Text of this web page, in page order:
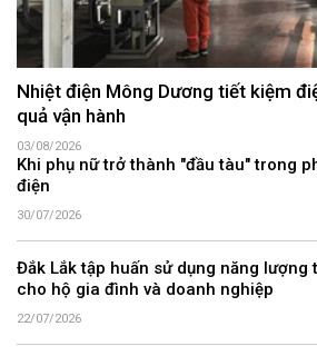
Nhiệt điện Mông Dương tiết kiệm
quả vận hành
03/08/2026
Khi phụ nữ trở thành "đầu tàu" trong
điện
30/07/2026
Đắk Lắk tập huấn sử dụng năng lượng
cho hộ gia đình và doanh nghiệp
22/07/2026